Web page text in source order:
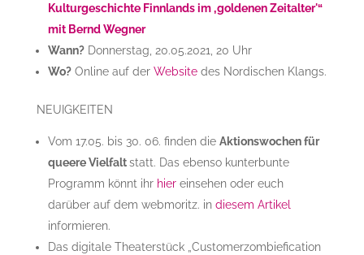
Kulturgeschichte Finnlands im ‚goldenen Zeitalter'“
mit Bernd Wegner
Wann?Donnerstag, 20.05.2021, 20 Uhr
Wo?Online auf der Websitedes Nordischen Klangs.
NEUIGKEITEN
Vom 17.05. bis 30. 06. finden die Aktionswochen für
queere Vielfaltstatt. Das ebenso kunterbunte
Programm könnt ihr hiereinsehen oder euch
darüber auf dem webmoritz. in diesem Artikel
informieren.
Das digitale Theaterstück „Customerzombiefication